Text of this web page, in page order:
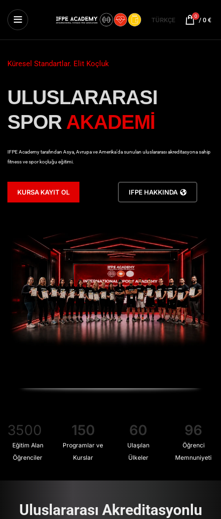
TÜRKÇE 0 / 0 €
Küresel Standartlar. Elit Koçluk
ULUSLARARASI
SPOR AKADEMİ
IFPE Academy tarafından Asya, Avrupa ve Amerika’da sunulan uluslararası akreditasyona sahip
fitness ve spor koçluğu eğitimi.
KURSA KAYIT OL IFPE HAKKINDA
3500
Eğitim Alan
Öğrenciler
150
Programlar ve
Kurslar
60
Ulaşılan
Ülkeler
96
Öğrenci
Memnuniyeti
Uluslararası Akreditasyonlu